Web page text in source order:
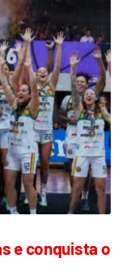
e conquista o